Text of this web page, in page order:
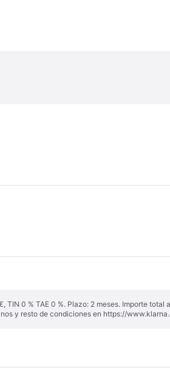
0 % TAE 0 %. Plazo: 2 meses. Importe
y resto de condiciones en https://